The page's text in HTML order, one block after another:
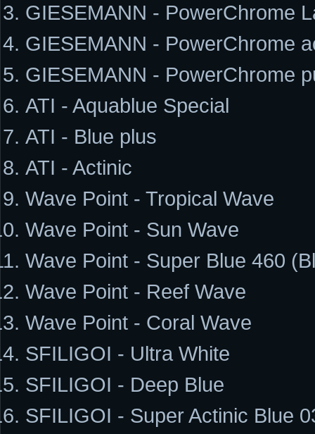
GIESEMANN - PowerChrome
GIESEMANN - PowerChrome
GIESEMANN - PowerChrome
ATI - Aquablue Special
ATI - Blue plus
ATI - Actinic
Wave Point - Tropical Wave
Wave Point - Sun Wave
Wave Point - Super Blue 460
Wave Point - Reef Wave
Wave Point - Coral Wave
SFILIGOI - Ultra White
SFILIGOI - Deep Blue
SFILIGOI - Super Actinic Blue